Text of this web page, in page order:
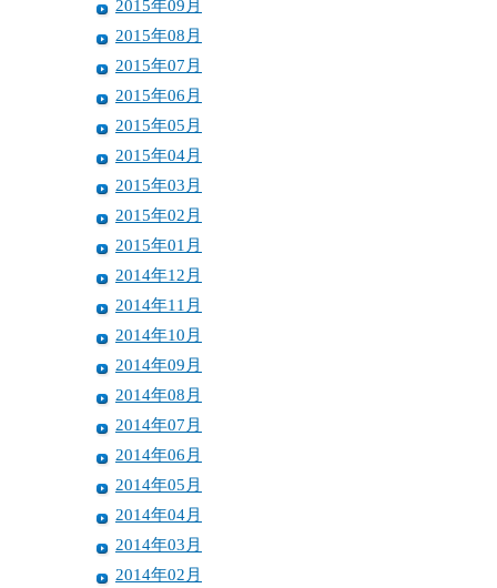
2015年09月
2015年08月
2015年07月
2015年06月
2015年05月
2015年04月
2015年03月
2015年02月
2015年01月
2014年12月
2014年11月
2014年10月
2014年09月
2014年08月
2014年07月
2014年06月
2014年05月
2014年04月
2014年03月
2014年02月